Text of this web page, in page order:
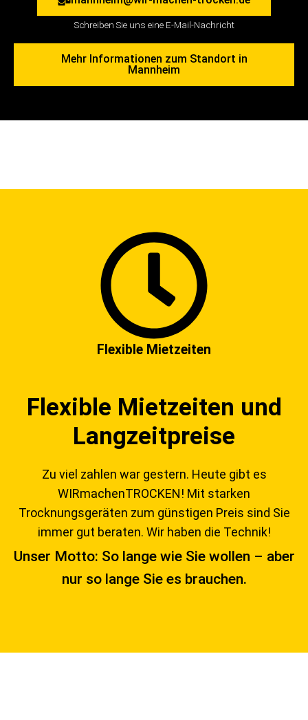
Schreiben Sie uns eine E-Mail-Nachricht
Mehr Informationen zum Standort in
Mannheim
Flexible Mietzeiten
Flexible Mietzeiten und
Langzeitpreise
Zu viel zahlen war gestern. Heute gibt es
WIRmachenTROCKEN! Mit starken
Trocknungsgeräten zum günstigen Preis sind Sie
immer gut beraten. Wir haben die Technik!
Unser Motto: So lange wie Sie wollen – aber
nur so lange Sie es brauchen.